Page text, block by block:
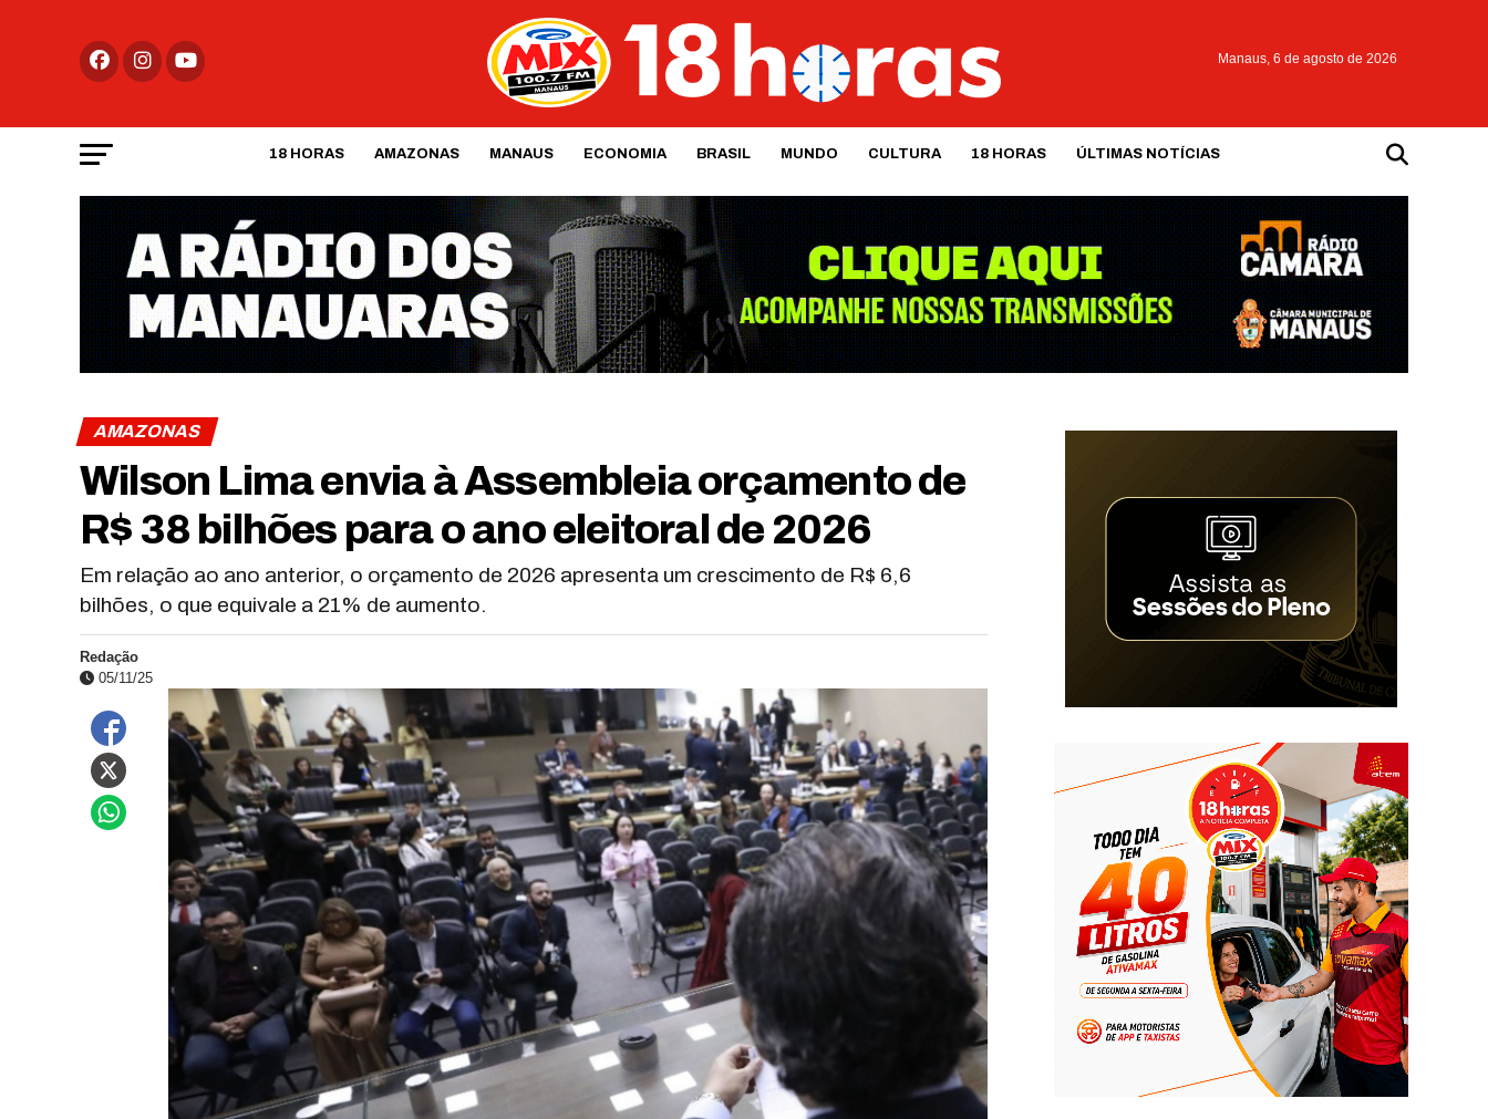
Manaus, 6 de agosto de 2026
18 HORAS AMAZONAS MANAUS ECONOMIA BRASIL MUNDO CULTURA 18 HORAS ÚLTIMAS NOTÍCIAS
AMAZONAS
Wilson Lima envia à Assembleia orçamento de
R$ 38 bilhões para o ano eleitoral de 2026
Em relação ao ano anterior, o orçamento de 2026 apresenta um crescimento de R$ 6,6
bilhões, o que equivale a 21% de aumento.
Redação
05/11/25